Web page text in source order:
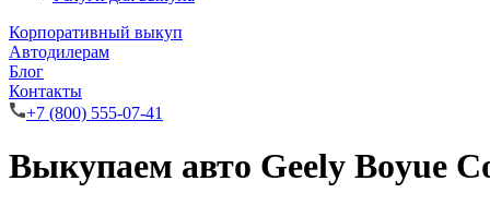
Корпоративный выкуп
Автодилерам
Блог
Контакты
+7 (800) 555-07-41
Выкупаем авто Geely Boyue